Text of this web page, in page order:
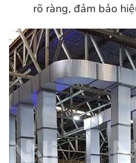
rõ ràng, đảm bảo